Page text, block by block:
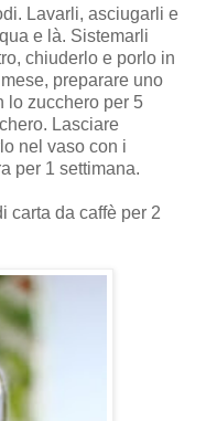
Lavarli, asciugarli e
e là. Sistemarli
chiuderlo e porlo in
preparare uno
lo zucchero per 5
Lasciare
nel vaso con i
per 1 settimana.
carta da caffè per 2